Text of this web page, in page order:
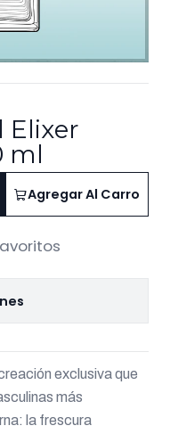
Elixer
ml
Agregar Al Carro
exclusiva que
más
la frescura